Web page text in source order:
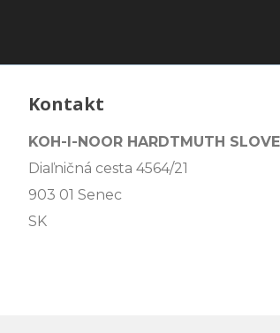
Kontakt
KOH-I-NOOR HARDTMUTH
Diaľničná cesta 4564/21
903 01 Senec
SK